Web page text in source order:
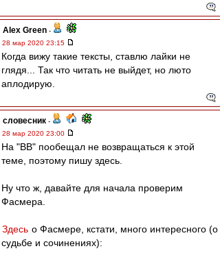
Alex Green -
28 мар 2020 23:15
Когда вижу такие тексты, ставлю лайки не
глядя... Так что читать не выйдет, но люто
аплодирую.
словесник -
28 мар 2020 23:00
На "ВВ" пообещал не возвращаться к этой
теме, поэтому пишу здесь.
Ну что ж, давайте для начала проверим
Фасмера.
Здесь о Фасмере, кстати, много интересного (о
судьбе и сочинениях):